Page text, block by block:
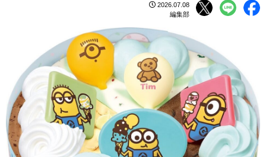
2026.07.08
編集部